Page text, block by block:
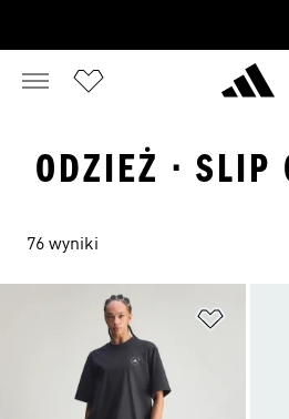
ODZIEŻ · SLIP
76 wyniki
Dodaj